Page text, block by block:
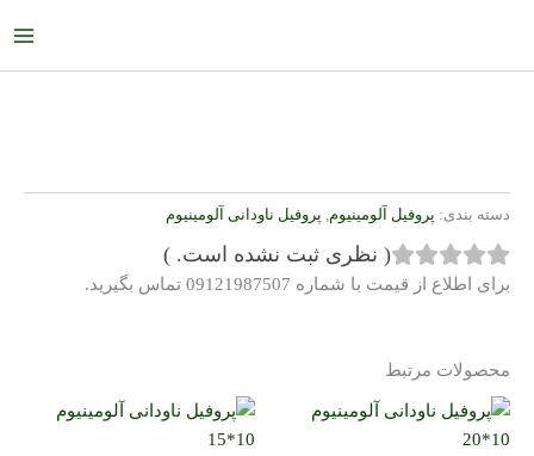
محتوا
دسته بندی: پروفیل آلومینیوم پروفیل ناودانی آلومینیوم
( نظری ثبت نشده است. )
برای اطلاع از قیمت با شماره 09121987507 تماس بگیرید.
محصولات مرتبط